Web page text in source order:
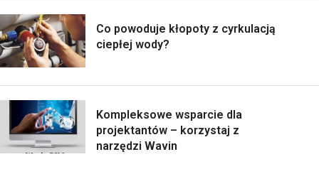
Co powoduje kłopoty z cyrkulacją
ciepłej wody?
Kompleksowe wsparcie dla
projektantów – korzystaj z
narzędzi Wavin